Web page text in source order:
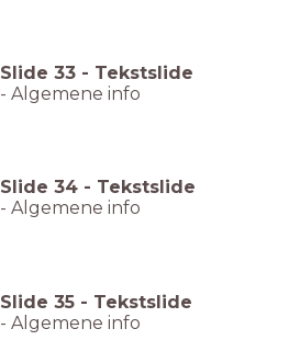
Slide 33 - Tekstslide
- Algemene info
Slide 34 - Tekstslide
- Algemene info
Slide 35 - Tekstslide
- Algemene info